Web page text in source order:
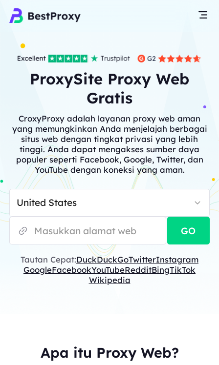
ProxySite Proxy Web
Gratis
CroxyProxy adalah layanan proxy web aman
yang memungkinkan Anda menjelajah berbagai
situs web dengan tingkat privasi yang lebih
tinggi. Anda dapat mengakses sumber daya
populer seperti Facebook, Google, Twitter, dan
YouTube dengan koneksi yang aman.
GO
Tautan Cepat:DuckDuckGoTwitterInstagram
GoogleFacebookYouTubeRedditBingTikTok
Wikipedia
Apa itu Proxy Web?